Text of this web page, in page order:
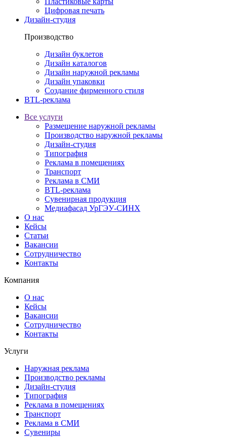
Цифровая печать
Дизайн-студия
Производство
Дизайн буклетов
Дизайн каталогов
Дизайн наружной рекламы
Дизайн упаковки
Создание фирменного стиля
BTL-реклама
Все услуги
Размещение наружной рекламы
Производство наружной рекламы
Дизайн-студия
Типография
Реклама в помещениях
Транспорт
Реклама в СМИ
BTL-реклама
Сувенирная продукция
Медиафасад УрГЭУ-СИНХ
О нас
Кейсы
Статьи
Вакансии
Сотрудничество
Контакты
Компания
О нас
Кейсы
Вакансии
Сотрудничество
Контакты
Услуги
Наружная реклама
Производство рекламы
Дизайн-студия
Типография
Реклама в помещениях
Транспорт
Реклама в СМИ
Сувениры